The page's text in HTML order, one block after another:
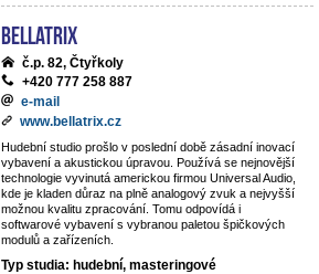
BELLATRIX
č.p. 82, Čtyřkoly
+420 777 258 887
e-mail
www.bellatrix.cz
Hudební studio prošlo v poslední době zásadní inovací
vybavení a akustickou úpravou. Používá se nejnovější
technologie vyvinutá americkou firmou Universal Audio,
kde je kladen důraz na plně analogový zvuk a nejvyšší
možnou kvalitu zpracování. Tomu odpovídá i
softwarové vybavení s vybranou paletou špičkových
modulů a zařízeních.
Typ studia: hudební, masteringové